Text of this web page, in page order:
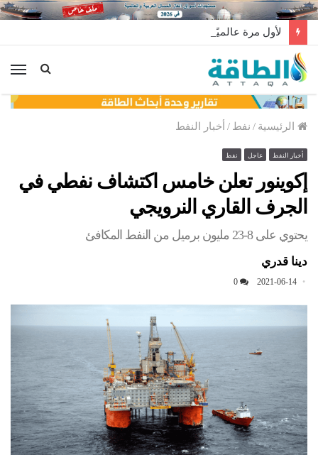
الرئيسية / نفط / أخبار النفط
أخبار النفط عاجل نفط
إكوينور تعلن خامس اكتشاف نفطي في
الجرف القاري النرويجي
يحتوي على 8-23 مليون برميل من النفط المكافئ
دينا قدري
2021-06-14
0